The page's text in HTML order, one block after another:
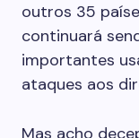
outros 35
continuará
importantes
ataques aos
Mas acho